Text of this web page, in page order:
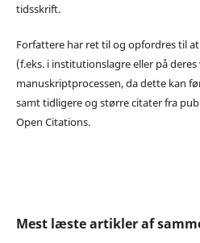
tidsskrift.
Forfattere har ret til og opfordres til
(f.eks. i institutionslagre eller på
manuskriptprocessen, da dette kan
samt tidligere og større citater fra
Open Citations.
Mest læste artikler af